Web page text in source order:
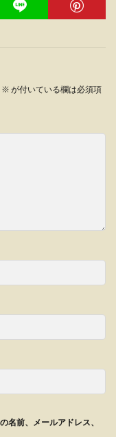
※ が付いている欄は必須項
名前、メールアドレス、